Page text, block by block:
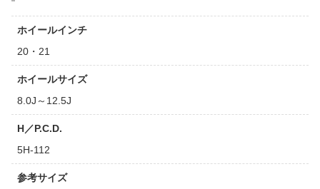
ホイールインチ
20・21
ホイールサイズ
8.0J～12.5J
H／P.C.D.
5H-112
参考サイズ